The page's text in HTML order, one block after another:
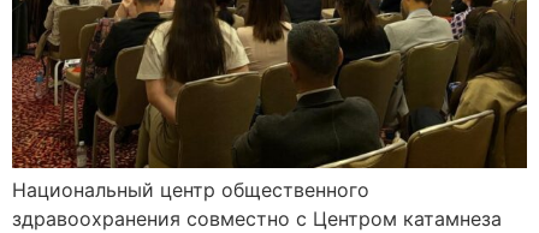
Национальный центр общественного
здравоохранения совместно с Центром катамнеза